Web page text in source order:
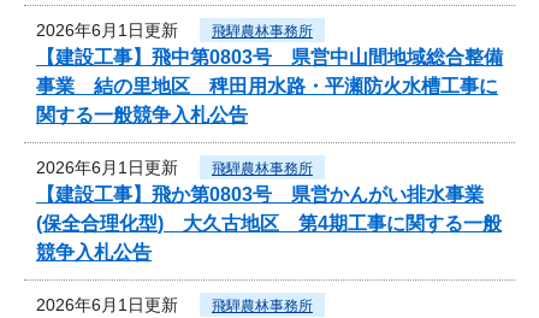
2026年6月1日更新 飛騨農林事務所
【建設工事】飛中第0803号 県営中山間地域総合整備
事業 結の里地区 稗田用水路・平瀬防火水槽工事に
関する一般競争入札公告
2026年6月1日更新 飛騨農林事務所
【建設工事】飛か第0803号 県営かんがい排水事業
(保全合理化型) 大久古地区 第4期工事に関する一般
競争入札公告
2026年6月1日更新 飛騨農林事務所